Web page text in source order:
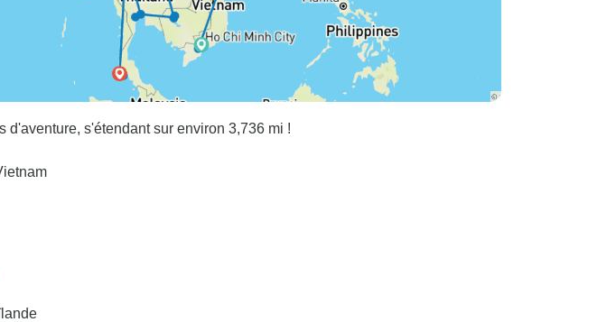
d'aventure, s'étendant sur environ 3,736 mi !